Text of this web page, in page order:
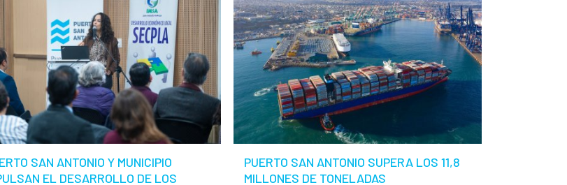
SAN ANTONIO Y MUNICIPIO
EL DESARROLLO DE LOS
PUERTO SAN ANTONIO SUPERA LOS 11,8
MILLONES DE TONELADAS